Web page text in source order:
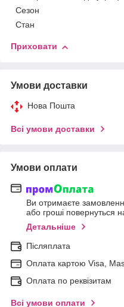
Сезон
Стан
Приховати
Умови доставки
Нова Пошта
Всі умови доставки
Умови оплати
Ви отримаєте
або гроші повернуться
Детальніше
Післяплата
Оплата картою Visa,
Оплата по реквізитам
Всі умови оплати